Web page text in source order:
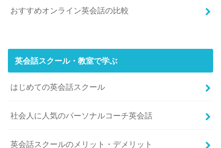
おすすめオンライン英会話の比較
英会話スクール・教室で学ぶ
はじめての英会話スクール
社会人に人気のパーソナルコーチ英会話
英会話スクールのメリット・デメリット